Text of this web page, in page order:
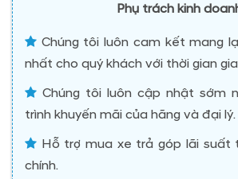
Phụ trách kinh
Chúng tôi luôn cam kết mang
nhất cho quý khách với thời gian
Chúng tôi luôn cập nhật sớm
trình khuyến mãi của hãng và đại lý.
Hỗ trợ mua xe trả góp lãi suất
chính.